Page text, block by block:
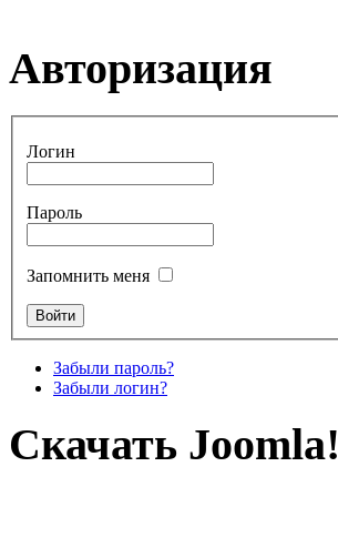
Авторизация
Логин
Пароль
Запомнить меня
Забыли пароль?
Забыли логин?
Скачать Joomla!